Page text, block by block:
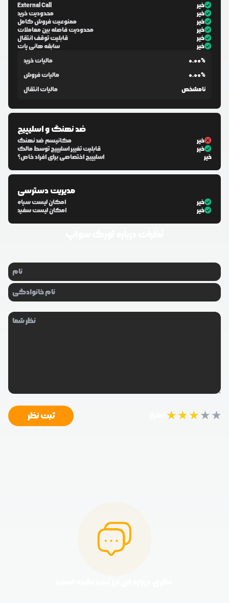
External Call
خیر
محدودیت خرید
خیر
ممنوعیت فروش کامل
خیر
محدودیت فاصله بین معاملات
خیر
قابلیت توقف انتقال
خیر
سابقه هانی پات
خیر
مالیات خرید
0.00%
مالیات فروش
0.00%
مالیات انتقال
نامشخص
ضد نهنگ و اسلیپیج
مکانیسم ضد نهنگ
خیر
قابلیت تغییر اسلیپیج توسط مالک
خیر
اسلیپیج اختصاصی برای افراد خاص؟
خیر
مدیریت دسترسی
امکان لیست سیاه
خیر
امکان لیست سفید
خیر
★★★★★ ثبت نظر